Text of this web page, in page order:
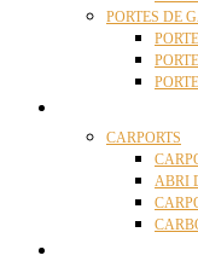
PORTES DE
CARPORTS
ABRI